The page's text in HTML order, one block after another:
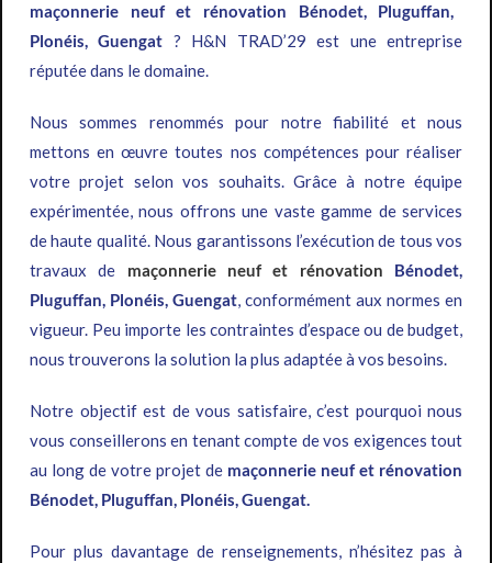
maçonnerie neuf et rénovation Bénodet, Pluguffan,
Plonéis, Guengat ? H&N TRAD’29 est une entreprise
réputée dans le domaine.
Nous sommes renommés pour notre fiabilité et nous
mettons en œuvre toutes nos compétences pour réaliser
votre projet selon vos souhaits. Grâce à notre équipe
expérimentée, nous offrons une vaste gamme de services
de haute qualité. Nous garantissons l’exécution de tous vos
travaux de maçonnerie neuf et rénovation Bénodet,
Pluguffan, Plonéis, Guengat, conformément aux normes en
vigueur. Peu importe les contraintes d’espace ou de budget,
nous trouverons la solution la plus adaptée à vos besoins.
Notre objectif est de vous satisfaire, c’est pourquoi nous
vous conseillerons en tenant compte de vos exigences tout
au long de votre projet de maçonnerie neuf et rénovation
Bénodet, Pluguffan, Plonéis, Guengat.
Pour plus davantage de renseignements, n’hésitez pas à